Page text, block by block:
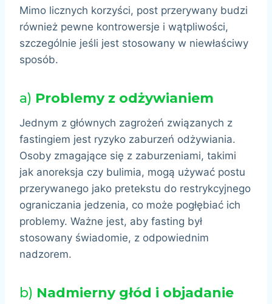
Mimo licznych korzyści, post przerywany budzi
również pewne kontrowersje i wątpliwości,
szczególnie jeśli jest stosowany w niewłaściwy
sposób.
a) Problemy z odżywianiem
Jednym z głównych zagrożeń związanych z
fastingiem jest ryzyko zaburzeń odżywiania.
Osoby zmagające się z zaburzeniami, takimi
jak anoreksja czy bulimia, mogą używać postu
przerywanego jako pretekstu do restrykcyjnego
ograniczania jedzenia, co może pogłębiać ich
problemy. Ważne jest, aby fasting był
stosowany świadomie, z odpowiednim
nadzorem.
b) Nadmierny głód i objadanie